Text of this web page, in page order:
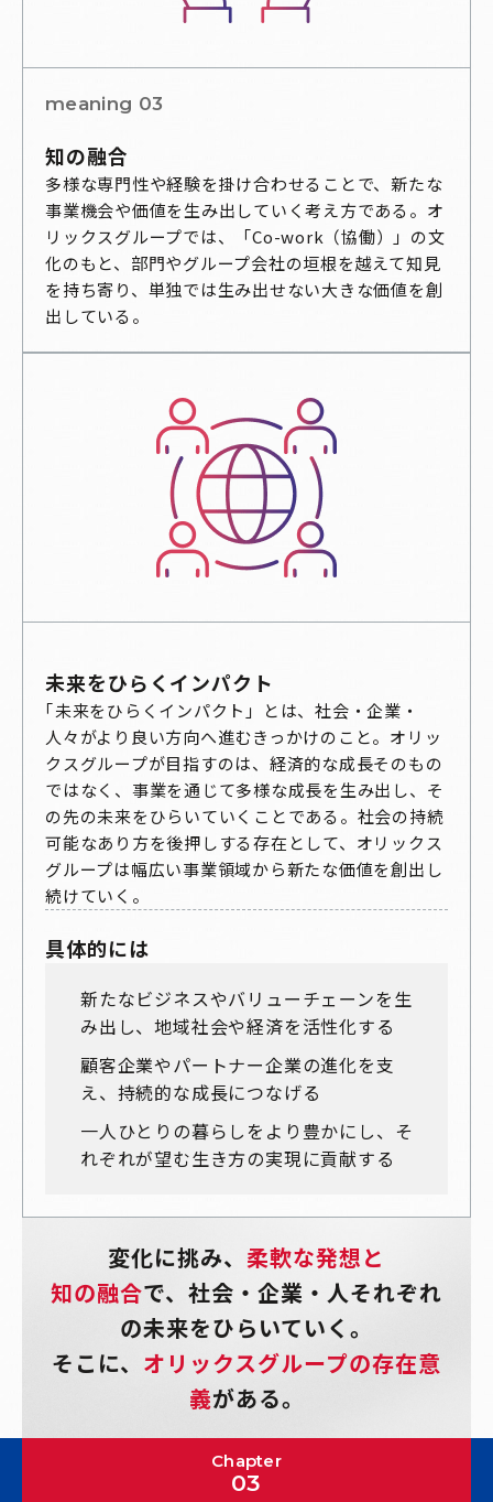
meaning 03
知の融合
多様な専門性や経験を掛け合わせることで、新たな
事業機会や価値を生み出していく考え方である。オ
リックスグループでは、「Co-work（協働）」の文
化のもと、部門やグループ会社の垣根を越えて知見
を持ち寄り、単独では生み出せない大きな価値を創
出している。
未来をひらくインパクト
「未来をひらくインパクト」とは、社会・企業・
人々がより良い方向へ進むきっかけのこと。オリッ
クスグループが目指すのは、経済的な成長そのもの
ではなく、事業を通じて多様な成長を生み出し、そ
の先の未来をひらいていくことである。社会の持続
可能なあり方を後押しする存在として、オリックス
グループは幅広い事業領域から新たな価値を創出し
続けていく。
具体的には
新たなビジネスやバリューチェーンを生
み出し、地域社会や経済を活性化する
顧客企業やパートナー企業の進化を支
え、持続的な成長につなげる
一人ひとりの暮らしをより豊かにし、そ
れぞれが望む生き方の実現に貢献する
変化に挑み、 柔軟な発想と
知の融合で、 社会・企業・人それぞれ
の未来をひらいていく。
そこに、 オリックスグループの存在意
義がある。
Chapter
03